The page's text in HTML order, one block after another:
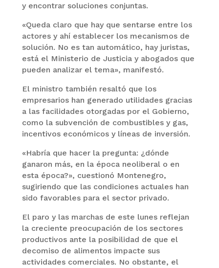
y encontrar soluciones conjuntas.
«Queda claro que hay que sentarse entre los
actores y ahí establecer los mecanismos de
solución. No es tan automático, hay juristas,
está el Ministerio de Justicia y abogados que
pueden analizar el tema», manifestó.
El ministro también resaltó que los
empresarios han generado utilidades gracias
a las facilidades otorgadas por el Gobierno,
como la subvención de combustibles y gas,
incentivos económicos y líneas de inversión.
«Habría que hacer la pregunta: ¿dónde
ganaron más, en la época neoliberal o en
esta época?», cuestionó Montenegro,
sugiriendo que las condiciones actuales han
sido favorables para el sector privado.
El paro y las marchas de este lunes reflejan
la creciente preocupación de los sectores
productivos ante la posibilidad de que el
decomiso de alimentos impacte sus
actividades comerciales. No obstante, el